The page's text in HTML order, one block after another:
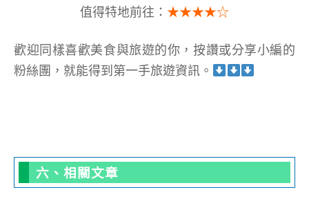
值得特地前往： ★★★★☆
歡迎同樣喜歡美食與旅遊的你，按讚或分享小編的
粉絲團，就能得到第一手旅遊資訊 。
六、相關文章